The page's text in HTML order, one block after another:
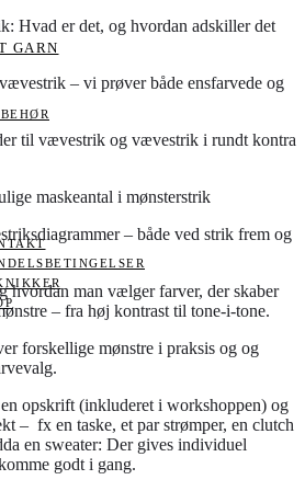
GARN
Hvad er det, og hvordan adskiller det
– vi prøver både ensfarvede og
til vævestrik og vævestrik i rundt kontra
maskeantal i mønsterstrik
– både ved strik frem og
hvordan man vælger farver, der skaber
– fra høj kontrast til tone-i-tone.
forskellige mønstre i praksis og og
opskrift (inkluderet i workshoppen) og
– fx en taske, et par strømper, en clutch
en sweater: Der gives individuel
godt i gang.